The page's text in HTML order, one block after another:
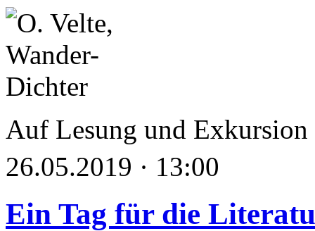
Auf Lesung und Exkursion
26.05.2019 · 13:00
Ein Tag für die